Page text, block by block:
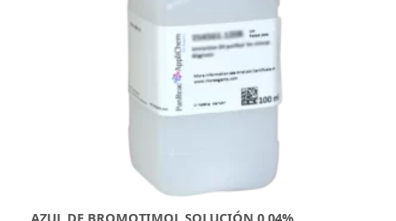
AZUL DE BROMOTIMOL SOLUCIÓN 0,04%